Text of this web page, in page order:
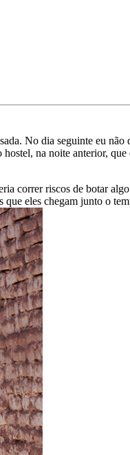
No dia seguinte eu
na noite anterior,
correr riscos de botar
que eles chegam junto o